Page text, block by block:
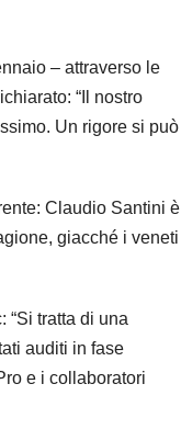
– attraverso le
“Il nostro
Un rigore si può
Claudio Santini è
giacché i veneti
“Si tratta di una
auditi in fase
e i collaboratori